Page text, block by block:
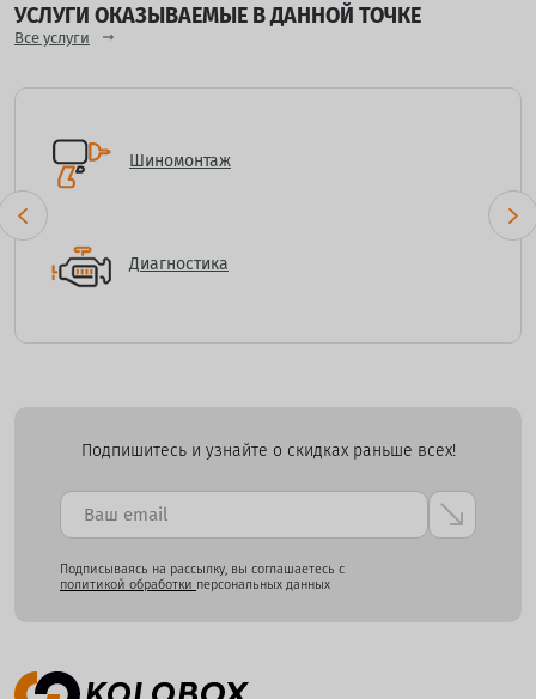
УСЛУГИ ОКАЗЫВАЕМЫЕ В ДАННОЙ ТОЧКЕ
Все услуги
Шиномонтаж
Диагностика
Подпишитесь и узнайте о скидках раньше всех!
Подписываясь на рассылку, вы соглашаетесь с
политикой обработки персональных данных